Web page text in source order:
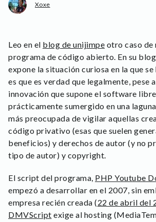
Xoxe
Leo en el blog de unijimpe otro caso de
programa de código abierto. En su
expone la situación curiosa en la que
es que es verdad que legalmente, pese
innovación que supone el software
prácticamente sumergido en una
más preocupada de vigilar aquellas
código privativo (esas que suelen
beneficios) y derechos de autor (y no
tipo de autor) y copyright.
El script del programa, PHP Youtube
empezó a desarrollar en el 2007, sin
empresa recién creada (22 de abril del
DMVScript exige al hosting